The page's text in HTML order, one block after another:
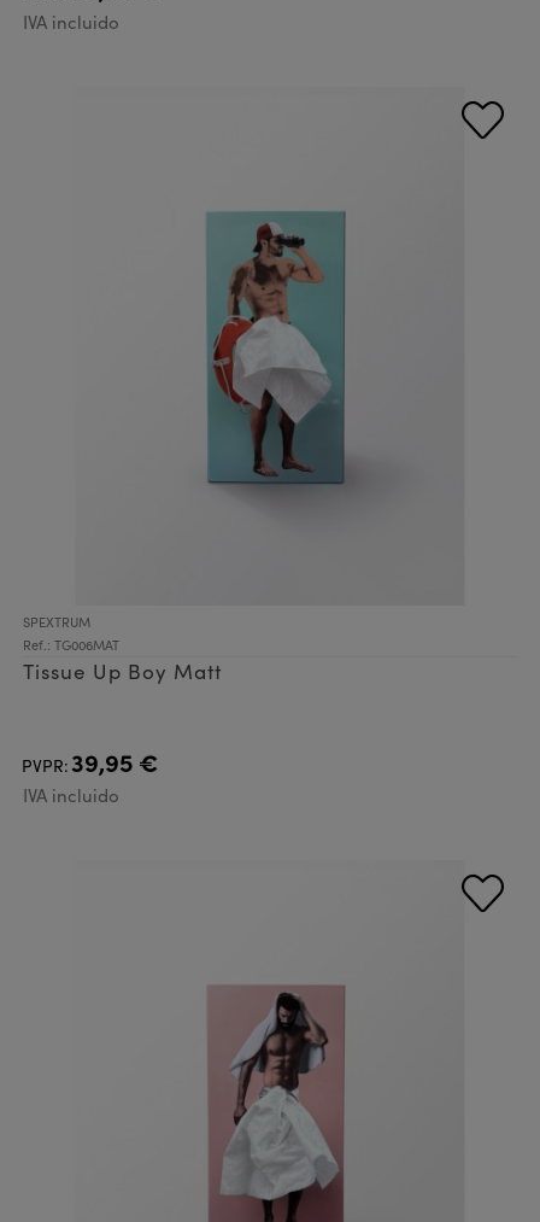
IVA incluido
SPEXTRUM
Ref.: TG006MAT
Tissue Up Boy Matt
PVPR:39,95 €
IVA incluido